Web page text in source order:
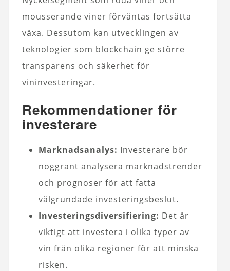
mousserande viner förväntas fortsätta
växa. Dessutom kan utvecklingen av
teknologier som blockchain ge större
transparens och säkerhet för
vininvesteringar.
Rekommendationer för
investerare
Marknadsanalys: Investerare bör
noggrant analysera marknadstrender
och prognoser för att fatta
välgrundade investeringsbeslut.
Investeringsdiversifiering: Det är
viktigt att investera i olika typer av
vin från olika regioner för att minska
risken.